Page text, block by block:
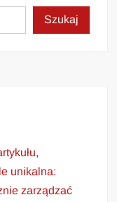
Szukaj
unikalna:
zarządzać